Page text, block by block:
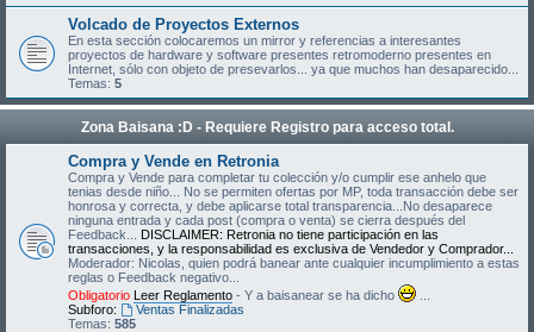
Volcado de Proyectos Externos
En esta sección colocaremos un mirror y referencias a interesantes
proyectos de hardware y software presentes retromoderno presentes en
Internet, sólo con objeto de presevarlos... ya que muchos han desaparecido...
Temas: 5
Zona Baisana :D - Requiere Registro para acceso total.
Compra y Vende en Retronia
Compra y Vende para completar tu colección y/o cumplir ese anhelo que
tenias desde niño... No se permiten ofertas por MP, toda transacción debe ser
honrosa y correcta, y debe aplicarse total transparencia...No desaparece
ninguna entrada y cada post (compra o venta) se cierra después del
Feedback... DISCLAIMER: Retronia no tiene participación en las
transacciones, y la responsabilidad es exclusiva de Vendedor y Comprador...
Moderador: Nicolas, quien podrá banear ante cualquier incumplimiento a estas
reglas o Feedback negativo...
Obligatorio Leer Reglamento - Y a baisanear se ha dicho
Subforo:
Ventas Finalizadas
Temas: 585